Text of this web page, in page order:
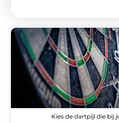
Kies de dartpijl die bij